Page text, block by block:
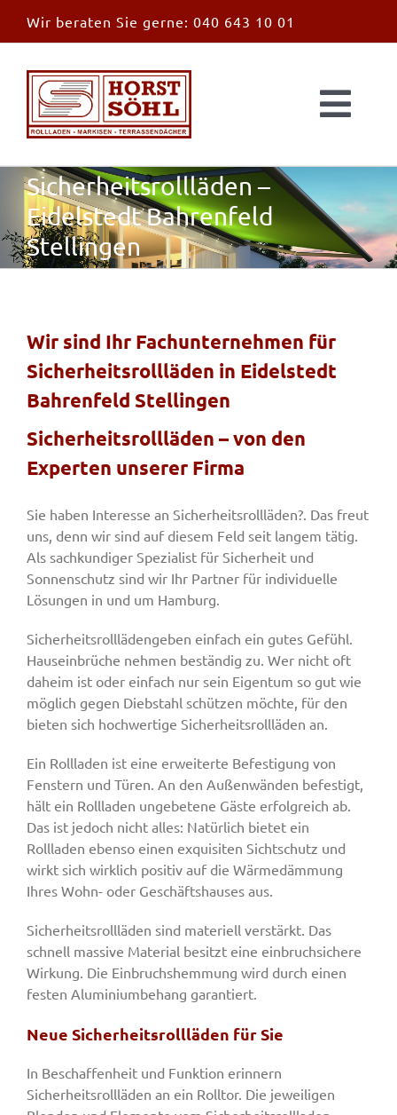
Inhalt
Wir beraten Sie gerne: 040 643 10 01
News
Überdachungen
Außen & Innen
Tore
Smart Home
Team
Jobs
Sicherheitsrollläden –
Eidelstedt Bahrenfeld
Stellingen
Wir sind Ihr Fachunternehmen für
Sicherheitsrollläden in Eidelstedt
Bahrenfeld Stellingen
Sicherheitsrollläden – von den
Experten unserer Firma
Sie haben Interesse an Sicherheitsrollläden?. Das freut
uns, denn wir sind auf diesem Feld seit langem tätig.
Als sachkundiger Spezialist für Sicherheit und
Sonnenschutz sind wir Ihr Partner für individuelle
Lösungen in und um Hamburg.
Sicherheitsrolllädengeben einfach ein gutes Gefühl.
Hauseinbrüche nehmen beständig zu. Wer nicht oft
daheim ist oder einfach nur sein Eigentum so gut wie
möglich gegen Diebstahl schützen möchte, für den
bieten sich hochwertige Sicherheitsrollläden an.
Ein Rollladen ist eine erweiterte Befestigung von
Fenstern und Türen. An den Außenwänden befestigt,
hält ein Rollladen ungebetene Gäste erfolgreich ab.
Das ist jedoch nicht alles: Natürlich bietet ein
Rollladen ebenso einen exquisiten Sichtschutz und
wirkt sich wirklich positiv auf die Wärmedämmung
Ihres Wohn- oder Geschäftshauses aus.
Sicherheitsrollläden sind materiell verstärkt. Das
schnell massive Material besitzt eine einbruchsichere
Wirkung. Die Einbruchshemmung wird durch einen
festen Aluminiumbehang garantiert.
Neue Sicherheitsrollläden für Sie
In Beschaffenheit und Funktion erinnern
Sicherheitsrollläden an ein Rolltor. Die jeweiligen